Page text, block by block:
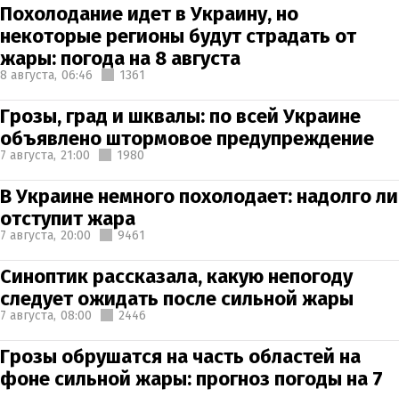
Похолодание идет в Украину, но
некоторые регионы будут страдать от
жары: погода на 8 августа
8 августа, 06:46 1361
Грозы, град и шквалы: по всей Украине
объявлено штормовое предупреждение
7 августа, 21:00 1980
В Украине немного похолодает: надолго ли
отступит жара
7 августа, 20:00 9461
Синоптик рассказала, какую непогоду
следует ожидать после сильной жары
7 августа, 08:00 2446
Грозы обрушатся на часть областей на
фоне сильной жары: прогноз погоды на 7